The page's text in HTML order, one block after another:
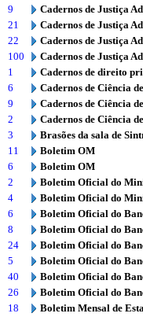
9
Cadernos de Justiça
21
Cadernos de Justiça
22
Cadernos de Justiça
100
Cadernos de Justiça
1
Cadernos de direito
6
Cadernos de Ciência
9
Cadernos de Ciência
2
Cadernos de Ciência
3
Brasões da sala de
11
Boletim OM
6
Boletim OM
2
Boletim Oficial do
4
Boletim Oficial do
6
Boletim Oficial do
8
Boletim Oficial do
24
Boletim Oficial do
5
Boletim Oficial do
40
Boletim Oficial do
26
Boletim Oficial do
18
Boletim Mensal de